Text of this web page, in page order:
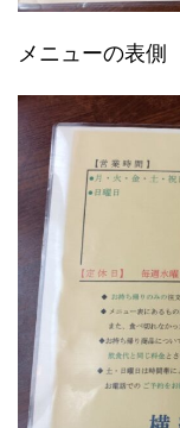
メニューの表側